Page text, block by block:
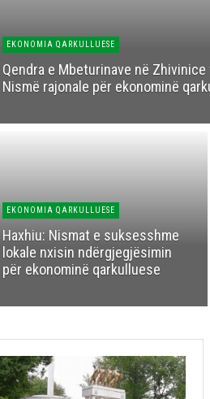
EKONOMIA QARKULLUESE
Qendra e Mbeturinave në
Nismë rajonale për ekonominë
EKONOMIA QARKULLUESE
Haxhiu: Nismat e suksesshme
lokale nxisin ndërgjegjësimin
për ekonominë qarkulluese